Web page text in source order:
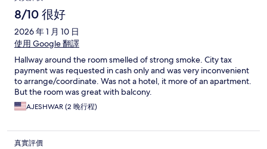
8/10 很好
2026 年 1 月 10 日
使用 Google 翻譯
Hallway around the room smelled of strong smoke. City tax
payment was requested in cash only and was very inconvenient
to arrange/coordinate. Was not a hotel, it more of an apartment.
But the room was great with balcony.
AJESHWAR (2 晚行程)
真實評價